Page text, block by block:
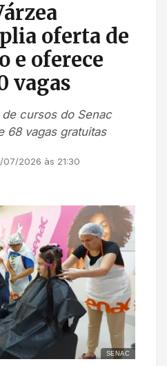
oferta de
e oferece
vagas
cursos do Senac
68 vagas gratuitas
07/2026 às 21:30
SENAC